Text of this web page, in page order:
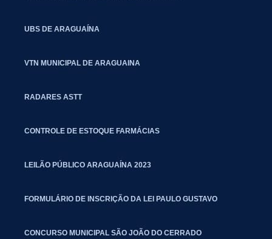
UBS DE ARAGUAÍNA
VTN MUNICIPAL DE ARAGUAINA
RADARES ASTT
CONTROLE DE ESTOQUE FARMÁCIAS
LEILÃO PÚBLICO ARAGUAÍNA 2023
FORMULÁRIO DE INSCRIÇÃO DA LEI PAULO GUSTAVO
CONCURSO MUNICIPAL SÃO JOÃO DO CERRADO